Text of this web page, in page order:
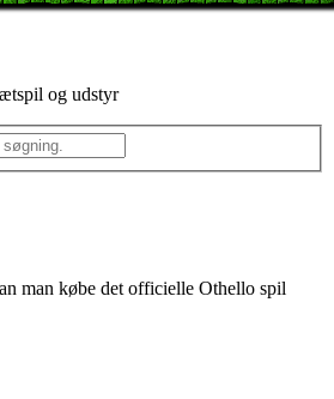
og udstyr
man købe det officielle Othello spil